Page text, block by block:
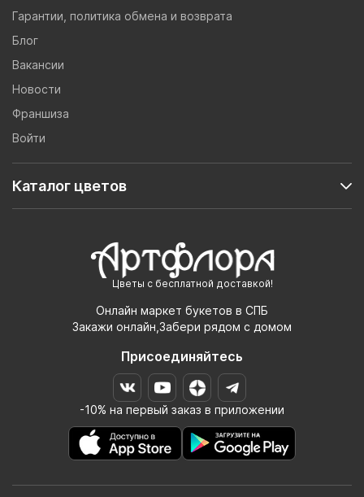
Цветы с бесплатной доставкой!
Онлайн маркет букетов в СПБ
Закажи онлайн,Забери рядом с домом
Присоединяйтесь
-10% на первый заказ в приложении
Гарантии, политика обмена и возврата
Блог
Вакансии
Новости
Франшиза
Войти
Каталог цветов